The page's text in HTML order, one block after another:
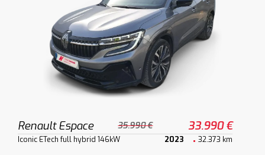
Renault Espace 35.990 € 33.990 €
Iconic ETech full hybrid 146kW 2023 32.373 km